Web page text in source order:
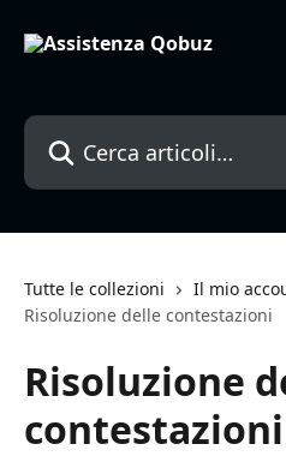
Cerca articoli…
Tutte le collezioni
Il mio
Risoluzione delle contestazioni
Risoluzione
contestazioni